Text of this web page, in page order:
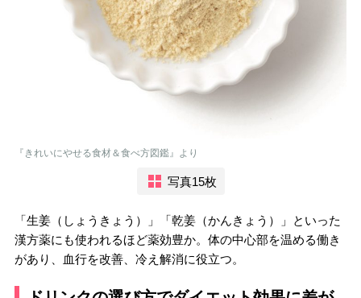
『きれいにやせる食材＆食べ方図鑑』より
写真15枚
「生姜（しょうきょう）」「乾姜（かんきょう）」といった
漢方薬にも使われるほど薬効豊か。体の中心部を温める働き
があり、血行を改善、冷え解消に役立つ。